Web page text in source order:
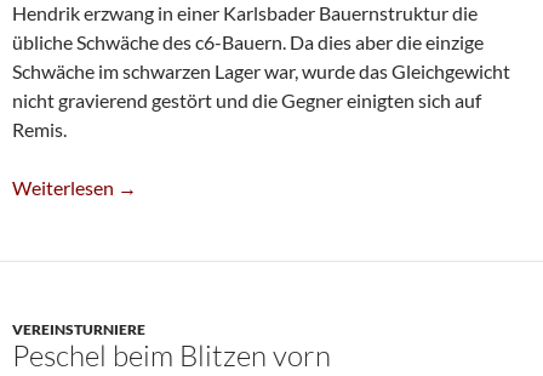
Hendrik erzwang in einer Karlsbader Bauernstruktur die
übliche Schwäche des c6-Bauern. Da dies aber die einzige
Schwäche im schwarzen Lager war, wurde das Gleichgewicht
nicht gravierend gestört und die Gegner einigten sich auf
Remis.
Fünfte Unterliegt Gegen Viersen
Weiterlesen →
VEREINSTURNIERE
Peschel beim Blitzen vorn